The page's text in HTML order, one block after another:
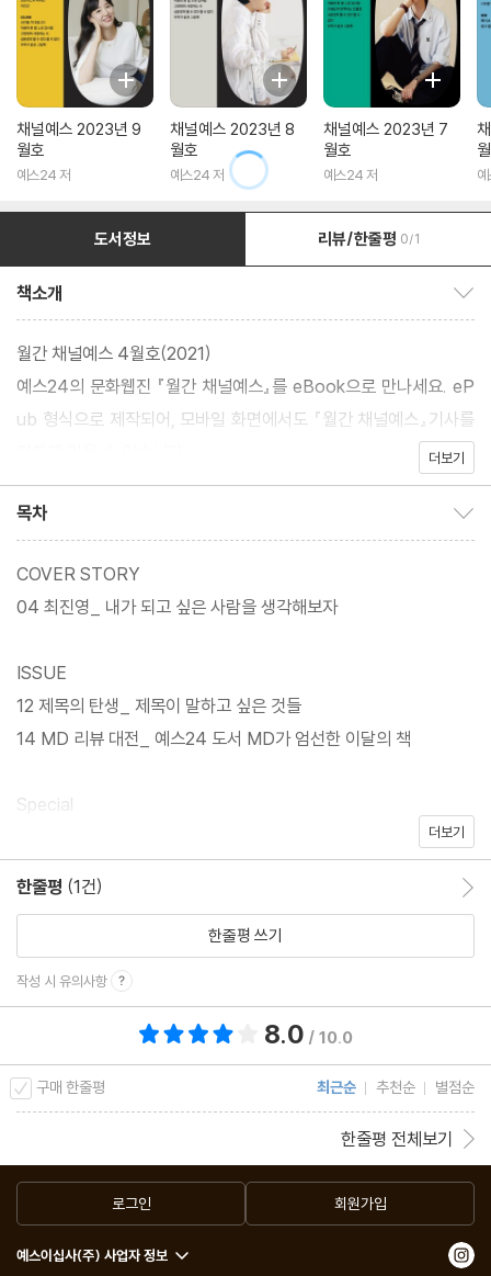
채널예스 2023년 9
월호
예스24 저
채널예스 2023년 8
월호
예스24 저
채널예스 2023년 7
월호
예스24 저
도서정보 리뷰/한줄평 0/1
책소개
월간 채널예스 4월호(2021)
예스24의 문화웹진 『월간 채널예스』를 eBook으로 만나세요. eP
ub 형식으로 제작되어, 모바일 화면에서도 『월간 채널예스』기사를
더보기
목차
COVER STORY
04 최진영_ 내가 되고 싶은 사람을 생각해보자
ISSUE
12 제목의 탄생_ 제목이 말하고 싶은 것들
14 MD 리뷰 대전_ 예스24 도서 MD가 엄선한 이달의 책
Special
Column
34 장강명의 소설가라는 이상한 직업_ 프로 거짓말쟁이의 걱정
38 정아은의 인생책_ 소설가들은 대체 왜?
42 유지원의 Designers’ Desk_ 기하학 패턴에서 출발한 촉각적
46 지웅배의 은하수 책방_ 우주가 죽기 전 남기게 될 최후의 존재
는?
48 윤가은의 나만 좋아할 수도 있지만_ 나는 내가 축하할 거야
50 김용언의 한밤에 읽는 장르소설_ 천사와 괴물
54 수신지가 사랑에 빠진 그림책_ 너무 좋아서 두 발이 동동
58 오지은의 가끔 좋은 일도 있다_ 이거 사랑 아닌가
60 이원흥의 카피라이터와 문장_ 걱정하는 자와 민주주의자
더보기
한줄평 (1건)
한줄평 쓰기
작성 시 유의사항
8.0 / 10.0
구매 한줄평 최근순 추천순 별점순
한줄평 전체보기
로그인 회원가입
예스이십사(주) 사업자 정보